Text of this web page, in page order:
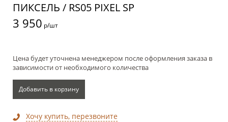
ПИКСЕЛЬ / RS05 PIXEL SP
3 950 р/шт
Цена будет уточнена менеджером после оформления заказа в
зависимости от необходимого количества
Добавить в корзину
Хочу купить, перезвоните